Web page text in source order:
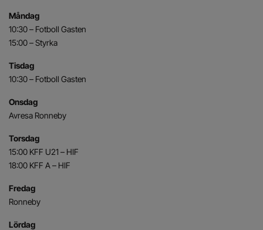
Måndag
10:30 – Fotboll Gasten
15:00 – Styrka
Tisdag
10:30 – Fotboll Gasten
Onsdag
Avresa Ronneby
Torsdag
15:00 KFF U21 – HIF
18:00 KFF A – HIF
Fredag
Ronneby
Lördag